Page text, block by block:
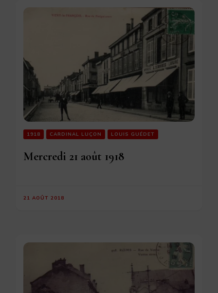
1918 CARDINAL LUÇON LOUIS GUÉDET
Mercredi 21 août 1918
21 AOÛT 2018